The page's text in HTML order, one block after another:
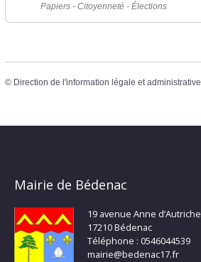
Papiers - Citoyenneté - Élections
© Direction de l'information légale et administrative
Mairie de Bédenac
19 avenue Anne d’Autriche
17210 Bédenac
Téléphone : 0546044539
mairie@bedenac17.fr